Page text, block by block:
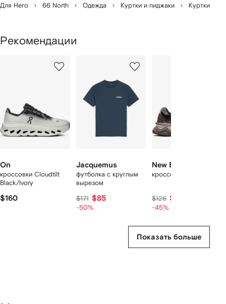
Для Него 66 North Одежда Куртки и пиджаки Куртки
Рекомендации
On
кроссовки Cloudtilt
Black/Ivory
$160
Jacquemus
футболка с круглым
вырезом
$171 $85
-50%
New Balance
кроссовки 9060
$126 $69
-45%
Показать больше